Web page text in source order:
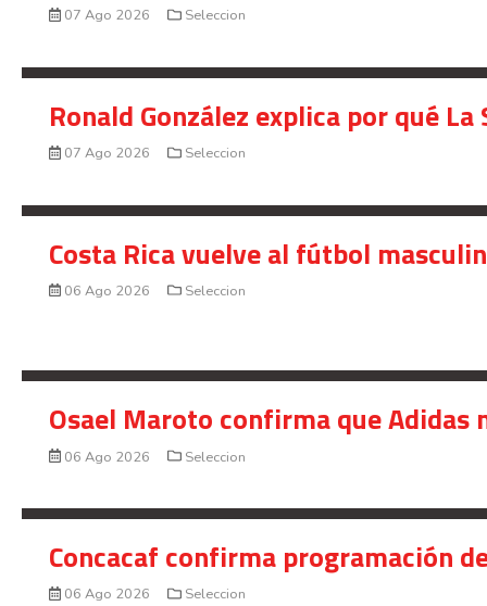
07 Ago 2026 Seleccion
Ronald González explica por qué
07 Ago 2026 Seleccion
Costa Rica vuelve al fútbol
06 Ago 2026 Seleccion
Osael Maroto confirma que Adidas
06 Ago 2026 Seleccion
Concacaf confirma programación
06 Ago 2026 Seleccion